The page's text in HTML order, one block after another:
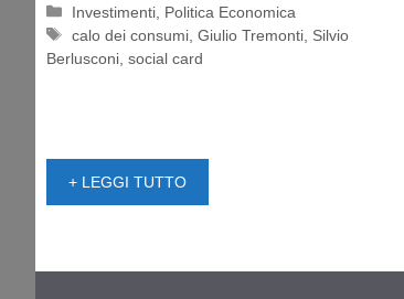
Categorie
Investimenti Politica Economica
Tag
calo dei consumi ,Giulio Tremonti Silvio
Berlusconi social card
+ LEGGI TUTTO